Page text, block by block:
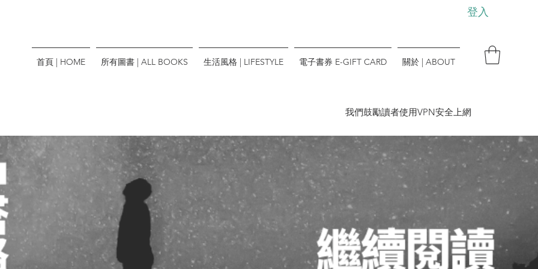
登入
首頁 | HOME 所有圖書 | ALL BOOKS 生活風格 | LIFESTYLE 電子書券 E-GIFT CARD 關於 | ABOUT
​我們鼓勵讀者使用VPN安全上網